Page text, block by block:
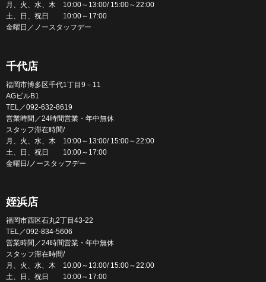
月、火、水、木 10:00～13:00/ 15:00～22:00
土、日、祝日 10:00～17:00
金曜日／ノースタッフデー
千代店
福岡市博多区千代1丁目9－11
AGビルB1
TEL／092-632-8619
営業時間／24時間営業・年中無休
スタッフ滞在時間/
月、火、水、木 10:00～13:00/ 15:00～22:00
土、日、祝日 10:00～17:00
金曜日/ノースタッフデー
姪浜店
福岡市西区石丸2丁目43-22
TEL／092-834-5606
営業時間／24時間営業・年中無休
スタッフ滞在時間/
月、火、水、木 10:00～13:00/ 15:00～22:00
土、日、祝日 10:00～17:00